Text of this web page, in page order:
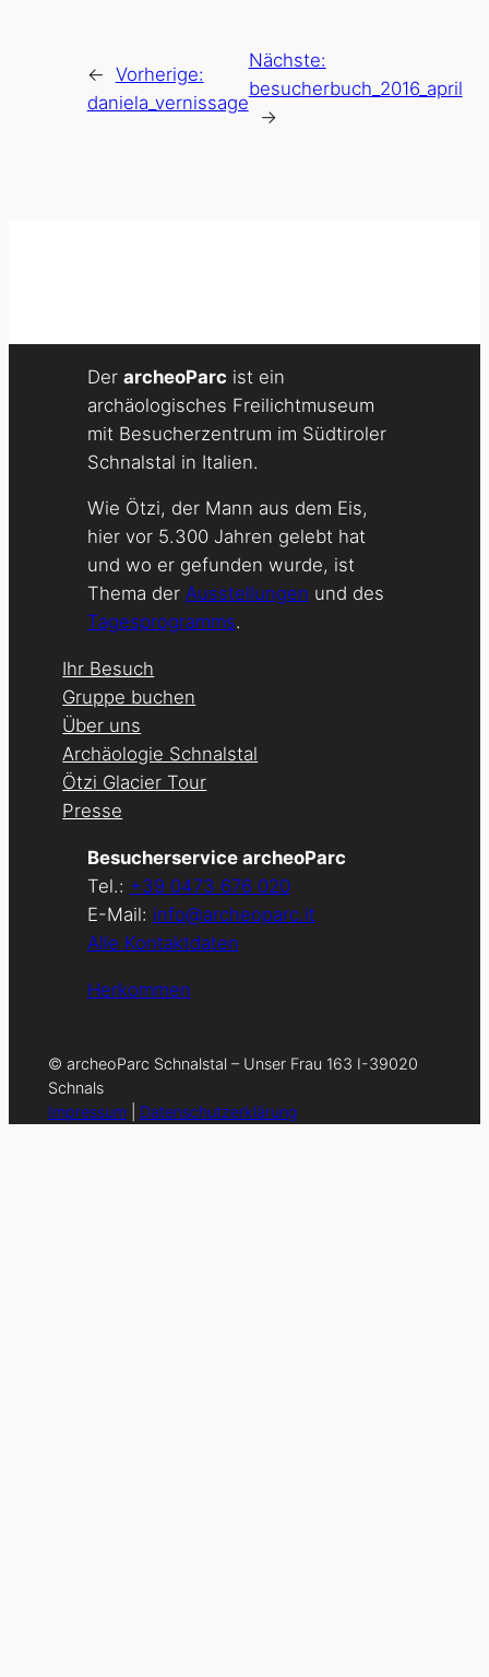
← Vorherige:
daniela_vernissage
Nächste:
besucherbuch_2016_april
→
Der archeoParc ist ein
archäologisches Freilichtmuseum
mit Besucherzentrum im Südtiroler
Schnalstal in Italien.
Wie Ötzi, der Mann aus dem Eis,
hier vor 5.300 Jahren gelebt hat
und wo er gefunden wurde, ist
Thema der Ausstellungen und des
Tagesprogramms.
Ihr Besuch
Gruppe buchen
Über uns
Archäologie Schnalstal
Ötzi Glacier Tour
Presse
Besucherservice archeoParc
Tel.: +39 0473 676 020
E-Mail: info@archeoparc.it
Alle Kontaktdaten
Herkommen
© archeoParc Schnalstal – Unser Frau 163 I-39020
Schnals
Impressum| Datenschutzerklärung